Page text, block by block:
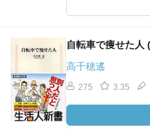
自転車で痩せた人
高千穂遙
275 3.35